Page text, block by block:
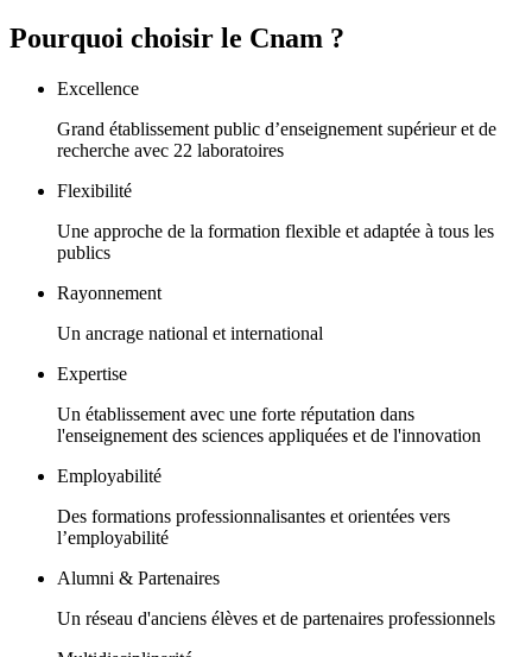
Pourquoi choisir le Cnam ?
Excellence
Grand établissement public d’enseignement supérieur et de
recherche avec 22 laboratoires
Flexibilité
Une approche de la formation flexible et adaptée à tous les
publics
Rayonnement
Un ancrage national et international
Expertise
Un établissement avec une forte réputation dans
l'enseignement des sciences appliquées et de l'innovation
Employabilité
Des formations professionnalisantes et orientées vers
l’employabilité
Alumni & Partenaires
Un réseau d'anciens élèves et de partenaires professionnels